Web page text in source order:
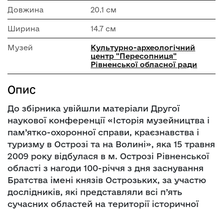
Довжина 20.1 см
Ширина 14.7 см
Музей
Культурно-археологічний
центр "Пересопниця"
Рівненської обласної ради
Опис
До збірника увійшли матеріали Другої
наукової конференції «Історія музейництва і
пам’ятко-охоронної справи, краєзнавства і
туризму в Острозі та на Волині», яка 15 травня
2009 року відбулася в м. Острозі Рівненської
області з нагоди 100-річчя з дня заснування
Братства імені князів Острозьких, за участю
дослідників, які представляли всі п’ять
сучасних областей на території історичної